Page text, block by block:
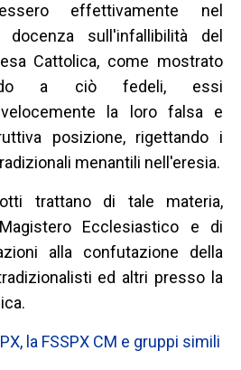
effettivamente nel
sull'infallibilità del
Cattolica, come mostrato
a ciò fedeli, essi
velocemente la loro falsa e
posizione, rigettando i
menantili nell'eresia.
trattano di tale materia,
Ecclesiastico e di
alla confutazione della
ed altri presso la
la FSSPX CM e gruppi simili